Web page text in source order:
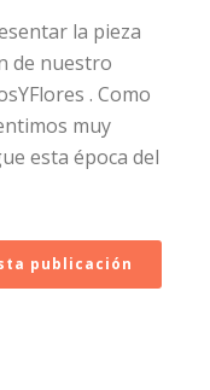
la pieza
de nuestro
. Como
muy
esta época del
publicación